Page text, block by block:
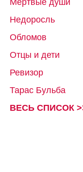
Мертвые души
Недоросль
Обломов
Отцы и дети
Ревизор
Тарас Бульба
ВЕСЬ СПИСОК